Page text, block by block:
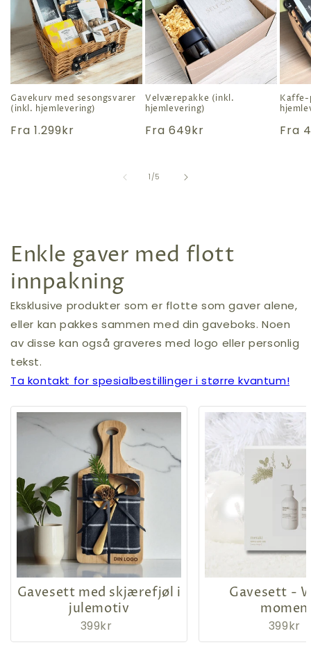
Gavekurv med sesongsvarer
(inkl. hjemlevering)
Vanlig
Fra 1.299kr
Velværepakke (inkl.
hjemlevering)
Vanlig
Fra 649kr
Kaffe-
Fra
1 /
av5
Enkle gaver med flott
innpakning
Eksklusive produkter som er flotte som gaver alene,
eller kan pakkes sammen med din gaveboks. Noen
av disse kan også graveres med logo eller personlig
tekst.
Ta kontakt for spesialbestillinger i større kvantum!
Gavesett med skjærefjøl i
julemotiv
399kr
Gavesett -
399kr